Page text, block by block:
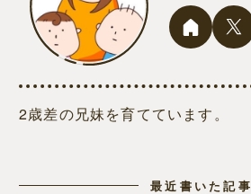
2歳差の兄妹を育てています。
最近書いた記事